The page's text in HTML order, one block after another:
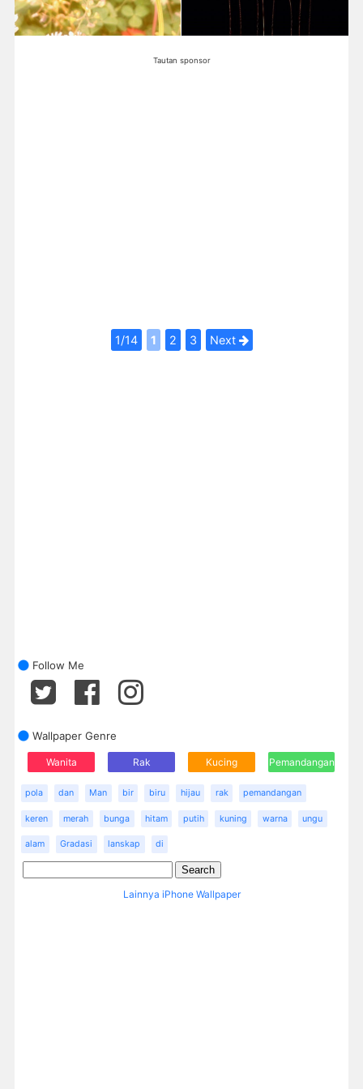
Tautan sponsor
1/14 1 2 3 Next
Follow Me
Wallpaper Genre
Wanita Rak Kucing Pemandangan
pola dan Man bir biru hijau rak pemandangan
keren merah bunga hitam putih kuning warna ungu
alam Gradasi lanskap di
Lainnya iPhone Wallpaper